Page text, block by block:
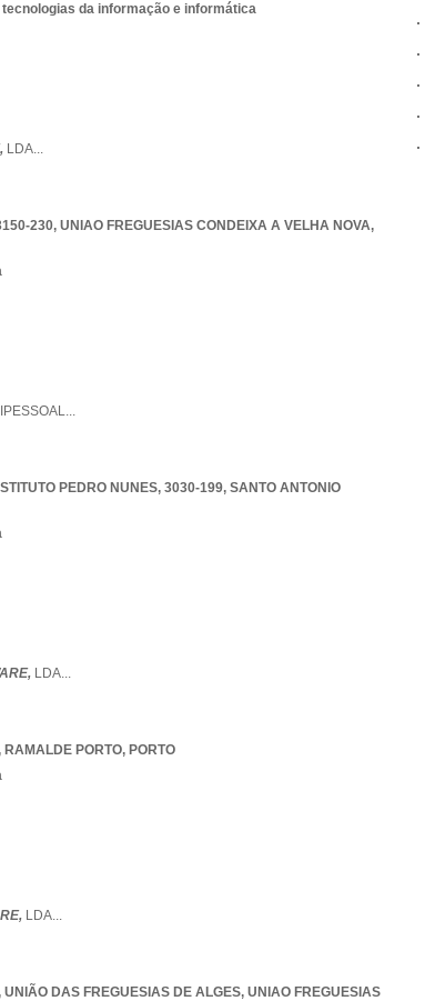
da informação e informática
LDA...
230, UNIAO FREGUESIAS CONDEIXA A VELHA NOVA,
...
PEDRO NUNES, 3030-199, SANTO ANTONIO
LDA...
RAMALDE PORTO, PORTO
LDA...
DAS FREGUESIAS DE ALGES, UNIAO FREGUESIAS